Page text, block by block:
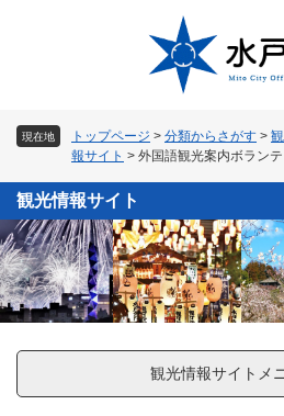
本
文
へ
現在地 トップページ > 分類からさがす >
報サイト > 外国語観光案内ボラン
観光情報サイト
観光情報サイトメ